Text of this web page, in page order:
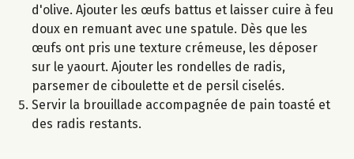
d'olive. Ajouter les œufs battus et laisser cuire à feu
doux en remuant avec une spatule. Dès que les
œufs ont pris une texture crémeuse, les déposer
sur le yaourt. Ajouter les rondelles de radis,
parsemer de ciboulette et de persil ciselés.
Servir la brouillade accompagnée de pain toasté et
des radis restants.